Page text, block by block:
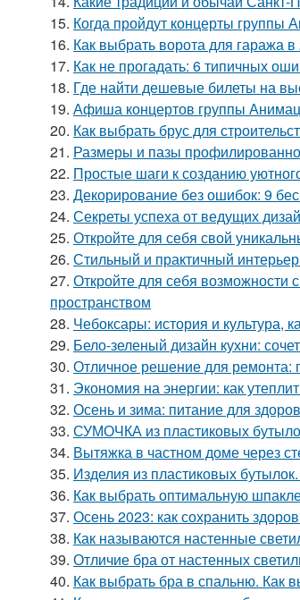
15. Когда пройдут концерты группы
16. Как выбрать ворота для гаража
17. Как не прогадать: 6 типичных
18. Где найти дешевые билеты на
19. Афиша концертов группы
20. Как выбрать брус для
21. Размеры и пазы
22. Простые шаги к созданию
23. Декорирование без ошибок: 9
24. Секреты успеха от ведущих
25. Откройте для себя свой
26. Стильный и практичный
27. Откройте для себя возможности
пространством
28. Чебоксары: история и культура,
29. Бело-зеленый дизайн кухни:
30. Отличное решение для ремонта:
31. Экономия на энергии: как
32. Осень и зима: питание для
33. СУМОЧКА из пластиковых
34. Вытяжка в частном доме через
35. Изделия из пластиковых
36. Как выбрать оптимальную
37. Осень 2023: как сохранить
38. Как называются настенные
39. Отличие бра от настенных
40. Как выбрать бра в спальню. Как